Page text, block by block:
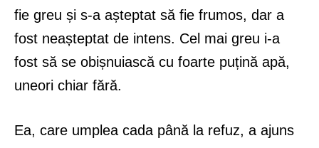
fie greu și s-a așteptat să fie frumos, dar a
fost neașteptat de intens. Cel mai greu i-a
fost să se obișnuiască cu foarte puțină apă,
uneori chiar fără.
Ea, care umplea cada până la refuz, a ajuns